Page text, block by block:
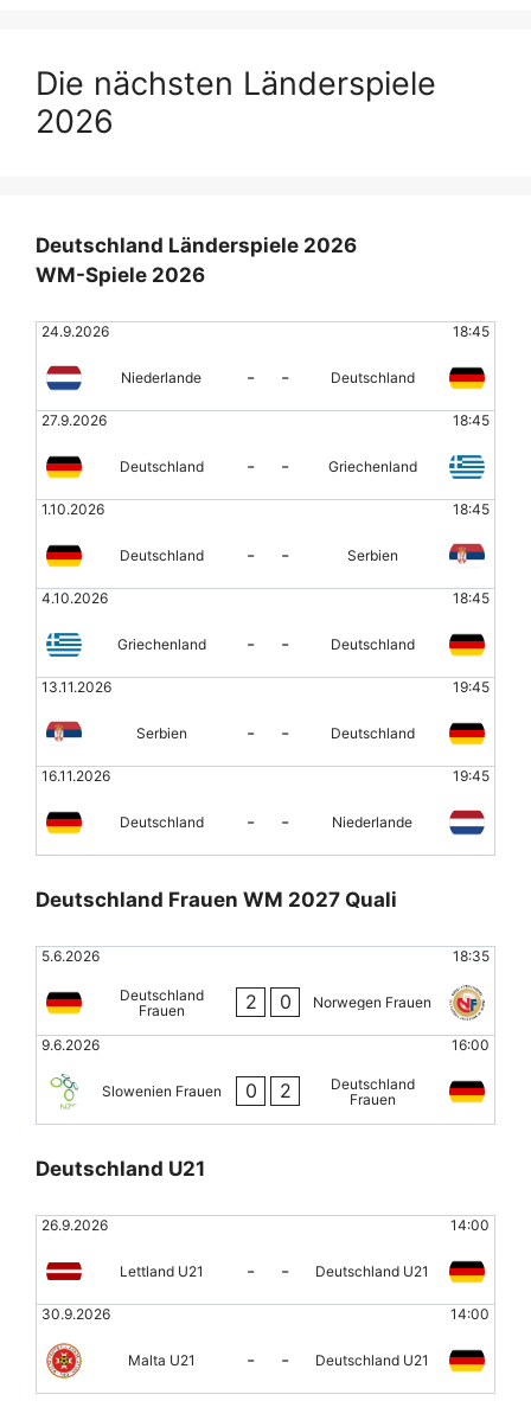
Die nächsten Länderspiele
2026
Deutschland Länderspiele 2026
WM-Spiele 2026
24.9.2026 18:45
Niederlande - - Deutschland
27.9.2026 18:45
Deutschland - - Griechenland
1.10.2026 18:45
Deutschland - - Serbien
4.10.2026 18:45
Griechenland - - Deutschland
13.11.2026 19:45
Serbien - - Deutschland
16.11.2026 19:45
Deutschland - - Niederlande
Deutschland Frauen WM 2027 Quali
5.6.2026 18:35
Deutschland
Frauen
2 0 Norwegen Frauen
9.6.2026 16:00
Slowenien Frauen 0 2
Deutschland
Frauen
Deutschland U21
26.9.2026 14:00
Lettland U21 - - Deutschland U21
30.9.2026 14:00
Malta U21 - - Deutschland U21